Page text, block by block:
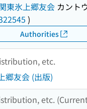
東氷上郷友会 カント
)
Authorities
etc.
郷友会 (出版)
etc.